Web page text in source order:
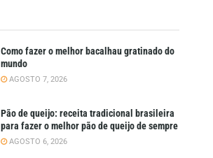
Como fazer o melhor bacalhau gratinado do
mundo
AGOSTO 7, 2026
Pão de queijo: receita tradicional brasileira
para fazer o melhor pão de queijo de sempre
AGOSTO 6, 2026